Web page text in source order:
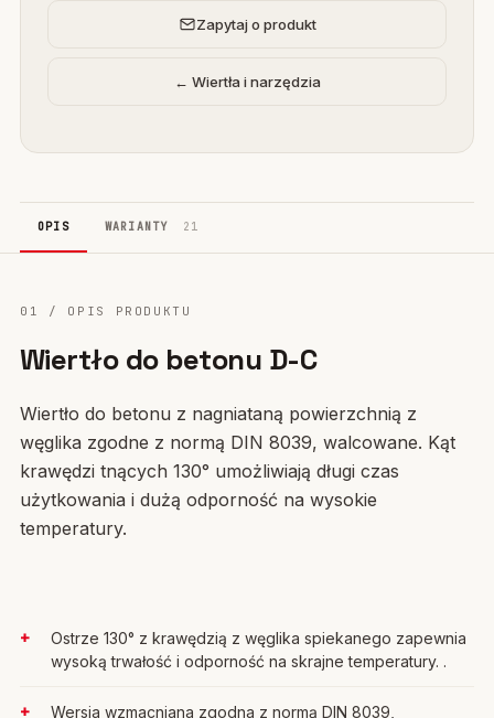
Zapytaj o produkt
← Wiertła i narzędzia
OPIS WARIANTY 21
01 / OPIS PRODUKTU
Wiertło do betonu D-C
Wiertło do betonu z nagniataną powierzchnią z
węglika zgodne z normą DIN 8039, walcowane. Kąt
krawędzi tnących 130° umożliwiają długi czas
użytkowania i dużą odporność na wysokie
temperatury.
Ostrze 130° z krawędzią z węglika spiekanego zapewnia
wysoką trwałość i odporność na skrajne temperatury. .
Wersja wzmacniana zgodna z normą DIN 8039,